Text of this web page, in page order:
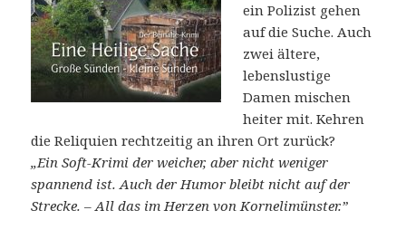
ein Polizist gehen
auf die Suche. Auch
zwei ältere,
lebenslustige
Damen mischen
heiter mit. Kehren
die Reliquien rechtzeitig an ihren Ort zurück?
„Ein Soft-Krimi der weicher, aber nicht weniger
spannend ist. Auch der Humor bleibt nicht auf der
Strecke. – All das im Herzen von Kornelimünster.”